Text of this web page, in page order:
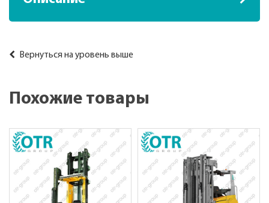
Вернуться на уровень выше
Похожие товары